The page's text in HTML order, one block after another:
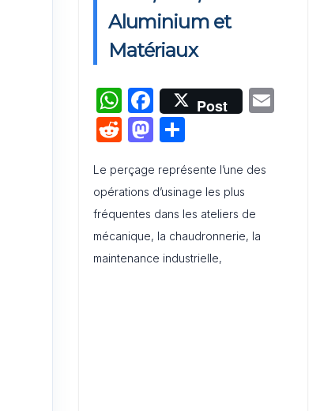
Activation de Marque : Mise en
Œuvre et Modèle de Feuille de
Route
Audit de Communication
Interne et Externe : Canevas
Word
Aluminium et
Matériaux
W
h
at
s
A
p
p
F
a
c
e
b
o
o
Post
R
d
di
t
M
st
o
d
o
ta
g
er
Le perçage représente l’une des
opérations d’usinage les plus
fréquentes dans les ateliers de
mécanique, la chaudronnerie, la
maintenance industrielle,